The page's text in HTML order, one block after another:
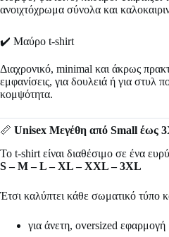
ανοιχτόχρωμα σύνολα και
✔️ Μαύρο t-shirt
Διαχρονικό, minimal και άκρως
εμφανίσεις, για δουλειά ή για στυλ
κομψότητα.
📏 Unisex Μεγέθη από Small έως
Το t-shirt είναι διαθέσιμο σε ένα
S – M – L – XL – XXL – 3XL
Έτσι καλύπτει κάθε σωματικό τύπο
για άνετη, oversized εφαρμογή